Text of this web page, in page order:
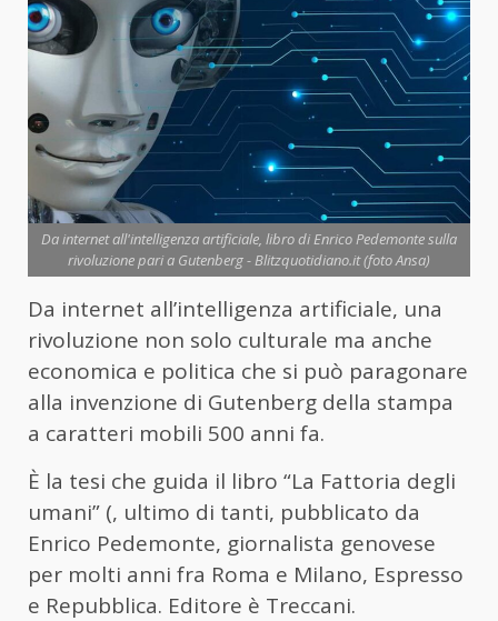
Da internet all'intelligenza artificiale, libro di Enrico Pedemonte sulla
rivoluzione pari a Gutenberg - Blitzquotidiano.it (foto Ansa)
Da internet all’intelligenza artificiale, una
rivoluzione non solo culturale ma anche
economica e politica che si può paragonare
alla invenzione di Gutenberg della stampa
a caratteri mobili 500 anni fa.
È la tesi che guida il libro “La Fattoria degli
umani” (, ultimo di tanti, pubblicato da
Enrico Pedemonte, giornalista genovese
per molti anni fra Roma e Milano, Espresso
e Repubblica. Editore è Treccani.